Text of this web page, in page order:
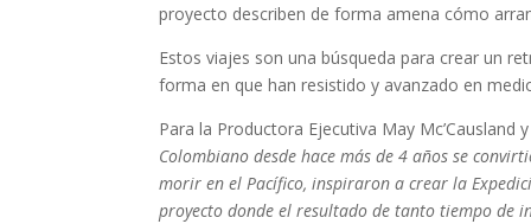
proyecto describen de forma amena cómo
Estos viajes son una búsqueda para crear un
forma en que han resistido y avanzado en
Para la Productora Ejecutiva May
Colombiano desde hace más de 4 años se
morir en el Pacífico, inspiraron a crear la
proyecto donde el resultado de tanto tiempo de